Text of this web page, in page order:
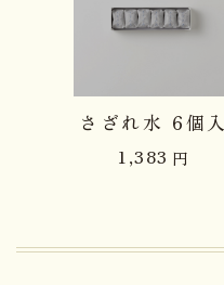
品切れ中
さざれ水 6個入
1,383 円